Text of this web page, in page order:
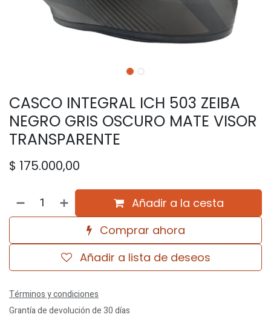
CASCO INTEGRAL ICH 503 ZEIBA
NEGRO GRIS OSCURO MATE VISOR
TRANSPARENTE
$ 175.000,00
Añadir a la cesta
Comprar ahora
Añadir a lista de deseos
Términos y condiciones
Grantía de devolución de 30 días